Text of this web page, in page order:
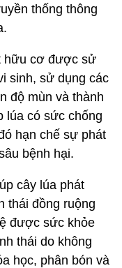
thống thông
hữu cơ được sử
sinh, sử dụng các
độ mùn và thành
lúa có sức chống
hạn chế sự phát
bệnh hại.
cây lúa phát
thái đồng ruộng
được sức khỏe
thái do không
học, phân bón và